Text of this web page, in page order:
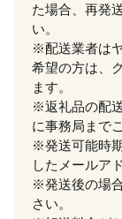
た場合、再発
い。
※配送業者は
希望の方は、
ます。
※返礼品の配
に事務局まで
※発送可能時
したメールア
※発送後の場
さい。